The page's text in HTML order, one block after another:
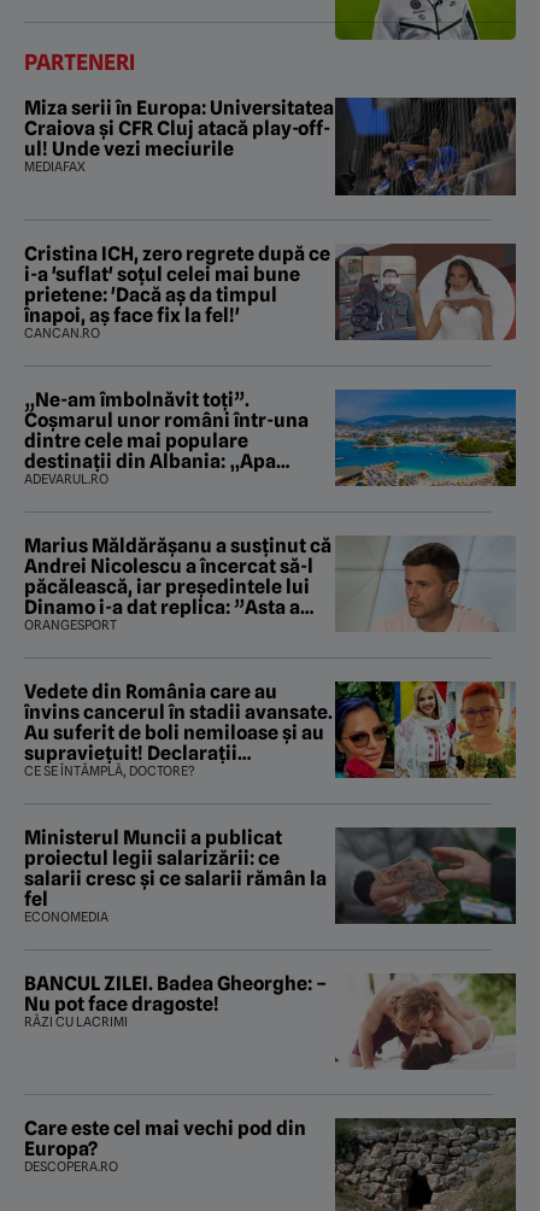
PARTENERI
Miza serii în Europa: Universitatea
Craiova și CFR Cluj atacă play-off-
ul! Unde vezi meciurile
MEDIAFAX
Cristina ICH, zero regrete după ce
i-a 'suflat' soțul celei mai bune
prietene: 'Dacă aș da timpul
înapoi, aș face fix la fel!'
CANCAN.RO
„Ne-am îmbolnăvit toți”.
Coșmarul unor români într-una
dintre cele mai populare
destinații din Albania: „Apa
mirosea a canalizare”
ADEVARUL.RO
Marius Măldărăşanu a susţinut că
Andrei Nicolescu a încercat să-l
păcălească, iar preşedintele lui
Dinamo i-a dat replica: ”Asta a
fost istoria”
ORANGESPORT
Vedete din România care au
învins cancerul în stadii avansate.
Au suferit de boli nemiloase şi au
supravieţuit! Declarații
sfâșietoare
CE SE ÎNTÂMPLĂ, DOCTORE?
Ministerul Muncii a publicat
proiectul legii salarizării: ce
salarii cresc și ce salarii rămân la
fel
ECONOMEDIA
BANCUL ZILEI. Badea Gheorghe: –
Nu pot face dragoste!
RÂZI CU LACRIMI
Care este cel mai vechi pod din
Europa?
DESCOPERA.RO